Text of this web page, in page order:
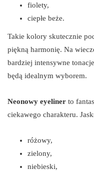
fiolety,
ciepłe beże.
Takie kolory skutecznie
piękną harmonię. Na
bardziej intensywne
będą idealnym wyborem.
Neonowy eyeliner to
ciekawego charakteru.
różowy,
zielony,
niebieski,